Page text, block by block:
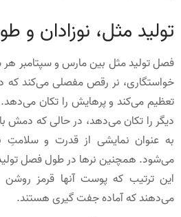
تولید مثل، نوزادان و
فصل تولید مثل بین مارس و سپتامبر
خواستگاری، نر رقص مفصلی می‌کند که
تعظیم می‌کند و پرهایش را تکان
دیگر را تکان می‌دهد، در حالی که دمش
به عنوان نمایشی از قدرت و سلامتِ
می‌شود. همچنین نرها در طول فصل
این ترتیب که پوست آنها قرمز
می‌دهند که آماده جفت گیری هستند.